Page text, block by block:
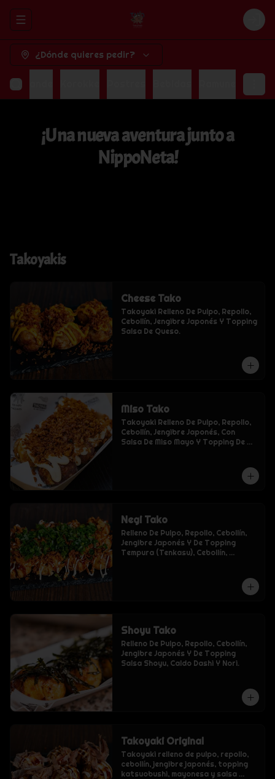
Abrir menu de navegación
¿Dónde quieres pedir?
Grande
¡Una nueva aventura junto a
NippoNeta!
Takoyakis
Cheese Tako
Takoyaki Relleno De Pulpo, Repollo,
Cebollín, Jengibre Japonés Y Topping
Salsa De Queso.
Miso Tako
Takoyaki Relleno De Pulpo, Repollo,
Cebollín, Jengibre Japonés, Con
Salsa De Miso Mayo Y Topping De
Negi Tako
Relleno De Pulpo, Repollo, Cebollín,
Jengibre Japonés Y De Topping
Tempura (Tenkasu), Cebollín,
Shoyu Tako
Relleno De Pulpo, Repollo, Cebollín,
Jengibre Japonés Y De Topping
Salsa Shoyu, Caldo Dashi Y Nori.
Takoyaki Original
Takoyaki relleno de pulpo, repollo,
cebollín, jengibre japonés, topping
katsuobushi, mayonesa y salsa